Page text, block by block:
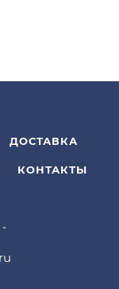
ДОСТАВКА
КОНТАКТЫ